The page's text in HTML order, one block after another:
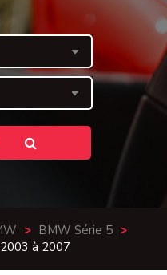
> BMW Série 5 >
à 2007